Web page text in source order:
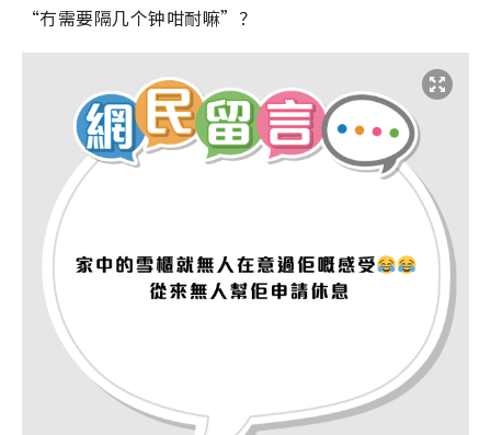
“冇需要隔几个钟咁耐嘛”？